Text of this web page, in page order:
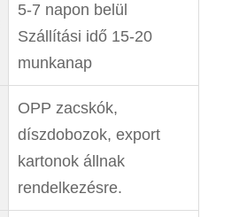
5-7 napon belül
Szállítási idő 15-20
munkanap
OPP zacskók,
díszdobozok, export
kartonok állnak
rendelkezésre.